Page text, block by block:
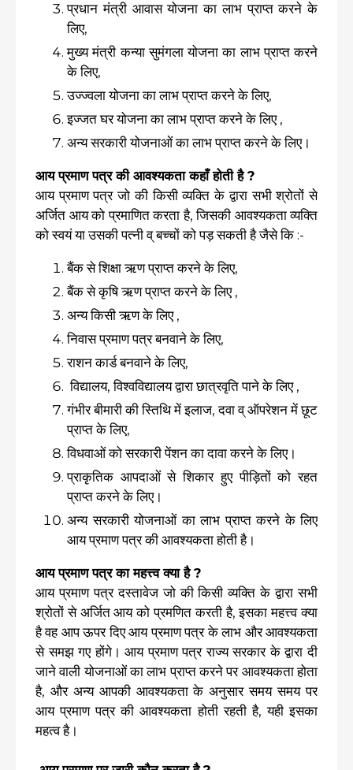
प्रधान मंत्री आवास योजना का लाभ प्राप्त करने के
लिए,
मुख्य मंत्री कन्या सुमंगला योजना का लाभ प्राप्त करने
के लिए,
उज्ज्वला योजना का लाभ प्राप्त करने के लिए,
इज्जत घर योजना का लाभ प्राप्त करने के लिए ,
अन्य सरकारी योजनाओं का लाभ प्राप्त करने के लिए।
आय प्रमाण पत्र की आवश्यकता कहाँ होती है ?
आय प्रमाण पत्र जो की किसी व्यक्ति के द्वारा सभी श्रोतों से
अर्जित आय को प्रमाणित करता है, जिसकी आवश्यकता व्यक्ति
को स्वयं या उसकी पत्नी व् बच्चों को पड़ सकती है जैसे कि :-
बैंक से शिक्षा ऋण प्राप्त करने के लिए,
बैंक से कृषि ऋण प्राप्त करने के लिए ,
अन्य किसी ऋण के लिए ,
निवास प्रमाण पत्र बनवाने के लिए,
राशन कार्ड बनवाने के लिए,
विद्यालय, विश्वविद्यालय द्वारा छात्रवृति पाने के लिए ,
गंभीर बीमारी की स्तिथि में इलाज, दवा व् ऑपरेशन में छूट
प्राप्त के लिए,
विधवाओं को सरकारी पेंशन का दावा करने के लिए।
प्राकृतिक आपदाओं से शिकार हुए पीड़ितों को रहत
प्राप्त करने के लिए।
अन्य सरकारी योजनाओं का लाभ प्राप्त करने के लिए
आय प्रमाण पत्र की आवश्यकता होती है।
आय प्रमाण पत्र का महत्त्व क्या है ?
आय प्रमाण पत्र दस्तावेज जो की किसी व्यक्ति के द्वारा सभी
श्रोतों से अर्जित आय को प्रमणित करती है, इसका महत्त्व क्या
है वह आप ऊपर दिए आय प्रमाण पत्र के लाभ और आवश्यकता
से समझ गए होंगे। आय प्रमाण पत्र राज्य सरकार के द्वारा दी
जाने वाली योजनाओं का लाभ प्राप्त करने पर आवश्यकता होता
है, और अन्य आपकी आवश्यकता के अनुसार समय समय पर
आय प्रमाण पत्र की आवश्यकता होती रहती है, यही इसका
महत्व है।